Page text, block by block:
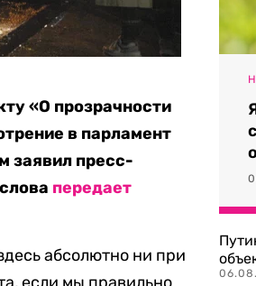
«О прозрачности
в парламент
заявил пресс-
передает
абсолютно ни при